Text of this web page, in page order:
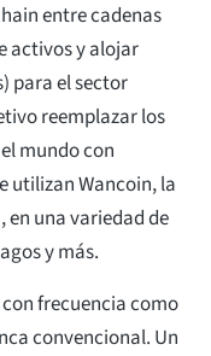
entre cadenas
activos y alojar
para el sector
reemplazar los
mundo con
utilizan Wancoin, la
una variedad de
y más.
frecuencia como
convencional. Un